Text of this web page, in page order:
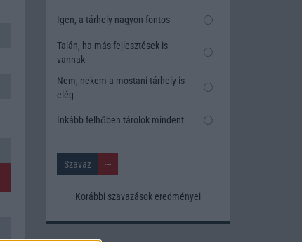
Igen, a tárhely nagyon fontos
Talán, ha más fejlesztések is
vannak
Nem, nekem a mostani tárhely is
elég
Inkább felhőben tárolok mindent
Korábbi szavazások eredményei